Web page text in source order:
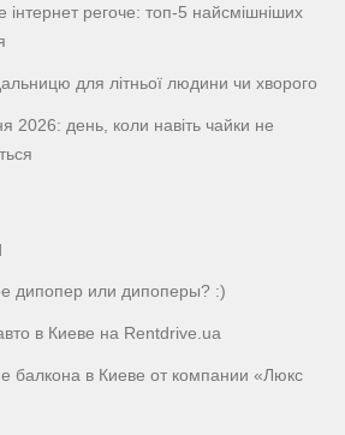
інтернет регоче: топ-5 найсмішніших
для літньої людини чи хворого
2026: день, коли навіть чайки не
дипопер или дипоперы? :)
в Киеве на Rentdrive.ua
балкона в Киеве от компании «Люкс